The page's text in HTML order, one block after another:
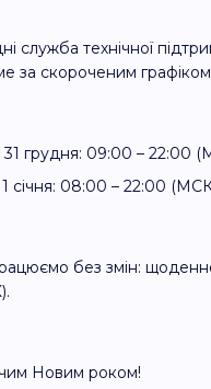
служба технічної
за скороченим
грудня: 09:00 – 22:00
січня: 08:00 – 22:00
без змін:
Новим роком!